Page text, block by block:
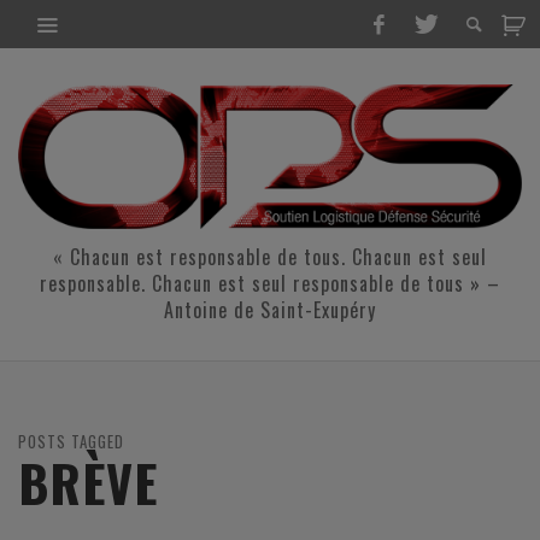
« Chacun est responsable de tous. Chacun est seul
responsable. Chacun est seul responsable de tous » –
Antoine de Saint-Exupéry
POSTS TAGGED
BRÈVE